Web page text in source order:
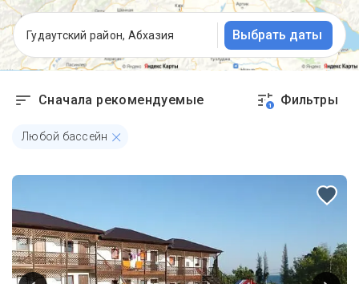
Гудаутский район, Абхазия Выбрать даты
Сначала рекомендуемые 1 Фильтры
Любой бассейн